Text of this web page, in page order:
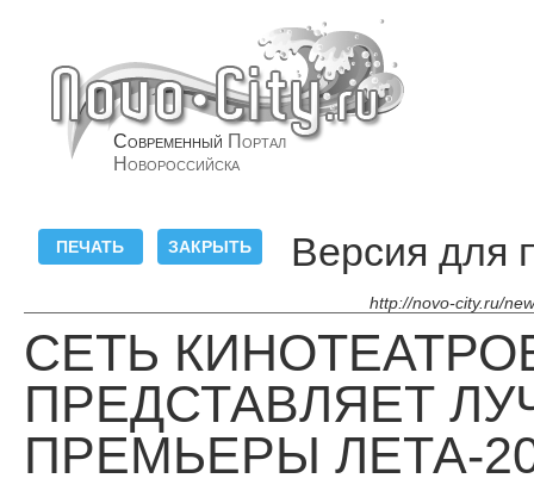
Современный Портал
Новороссийска
Версия для
http://novo-city.ru/
СЕТЬ
ПРЕДСТАВЛЯЕТ
ПРЕМЬЕРЫ ЛЕТА-